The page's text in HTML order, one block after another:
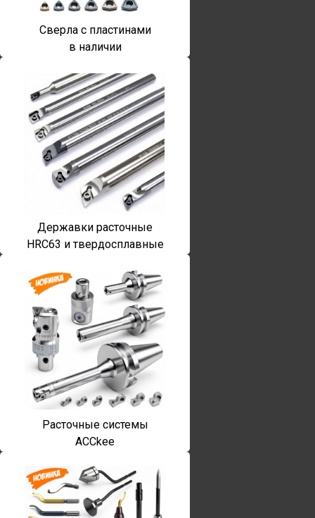
Сверла с пластинами
в наличии
Державки расточные
HRC63 и твердосплавные
Расточные системы
ACCkee